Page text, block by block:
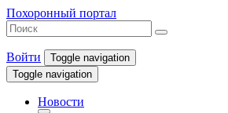
Похоронный портал
Войти
Toggle navigation
Toggle navigation
Новости